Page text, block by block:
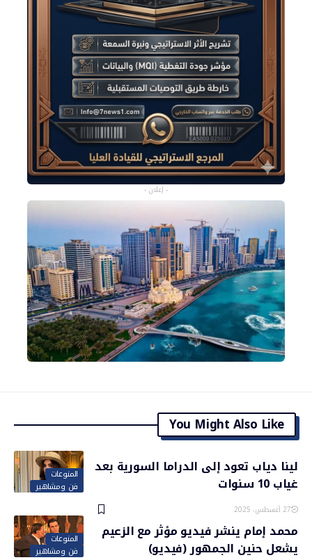
- إعلان -
You Might Also Like
المنوعات
فن ومشاهير
لينا دياب تعود إلى الدراما السورية بعد
غياب 10 سنوات
27 أغسطس، 2025
المنوعات
فن ومشاهير
محمد إمام ينشر فيديو مؤثر مع الزعيم
يشعل حنين الجمهور (فيديو)